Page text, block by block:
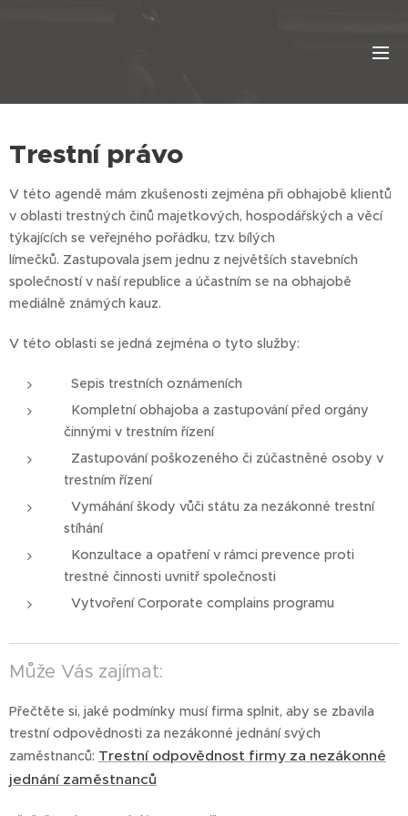
Trestní právo
V této agendě mám zkušenosti zejména při obhajobě klientů
v oblasti trestných činů majetkových, hospodářských a věcí
týkajících se veřejného pořádku, tzv. bílých
límečků. Zastupovala jsem jednu z největších stavebních
společností v naší republice a účastním se na obhajobě
mediálně známých kauz.
V této oblasti se jedná zejména o tyto služby:
Sepis trestních oznámeních
Kompletní obhajoba a zastupování před orgány
činnými v trestním řízení
Zastupování poškozeného či zúčastněné osoby v
trestním řízení
Vymáhání škody vůči státu za nezákonné trestní
stíhání
Konzultace a opatření v rámci prevence proti
trestné činnosti uvnitř společnosti
Vytvoření Corporate complains programu
Může Vás zajímat:
Přečtěte si, jaké podmínky musí firma splnit, aby se zbavila
trestní odpovědnosti za nezákonné jednání svých
zaměstnanců: Trestní odpovědnost firmy za nezákonné
jednání zaměstnanců